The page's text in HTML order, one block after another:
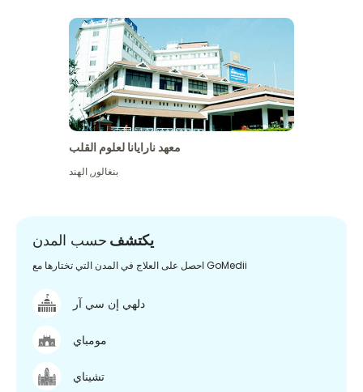
معهد نارايانا لعلوم القلب
بنغالور,الهند
يكتشف حسب المدن
احصل على العلاج في المدن التي تختارها مع GoMedii
دلهي إن سي آر
مومباي
تشيناي